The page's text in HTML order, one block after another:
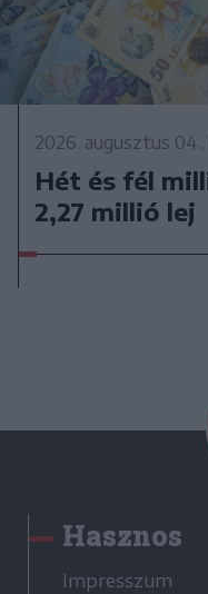
2026. augusztus 04.,
Hét és fél
2,27 millió lej
Hasznos
Impresszum